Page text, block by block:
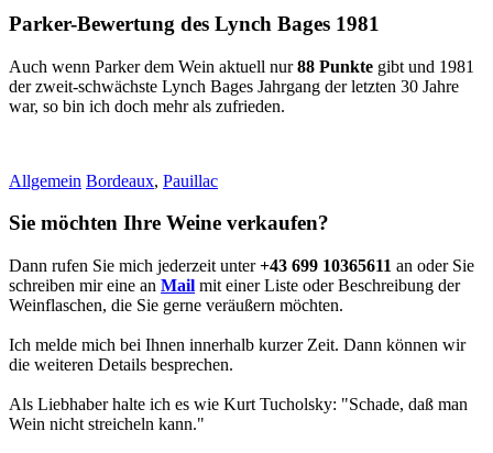
Parker-Bewertung des Lynch Bages 1981
Auch wenn Parker dem Wein aktuell nur88 Punkte gibt und 1981
der zweit-schwächste Lynch Bages Jahrgang der letzten 30 Jahre
war, so bin ich doch mehr als zufrieden.
Allgemein Bordeaux, Pauillac
Sie möchten Ihre Weine verkaufen?
Dann rufen Sie mich jederzeit unter+43 699 10365611 an oder Sie
schreiben mir eine an Mail mit einer Liste oder Beschreibung der
Weinflaschen, die Sie gerne veräußern möchten.
Ich melde mich bei Ihnen innerhalb kurzer Zeit. Dann können wir
die weiteren Details besprechen.
Als Liebhaber halte ich es wie Kurt Tucholsky: "Schade, daß man
Wein nicht streicheln kann."